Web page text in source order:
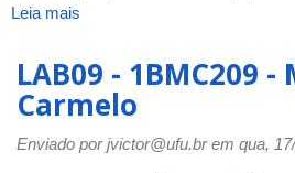
Leia mais
do
campus
Carmelo
LAB09 - 1BMC209 -
Carmelo
Enviado porjvictor@ufu.brem qua,